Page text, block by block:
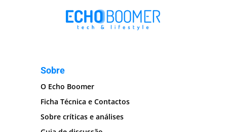
Sobre
O Echo Boomer
Ficha Técnica e Contactos
Sobre críticas e análises